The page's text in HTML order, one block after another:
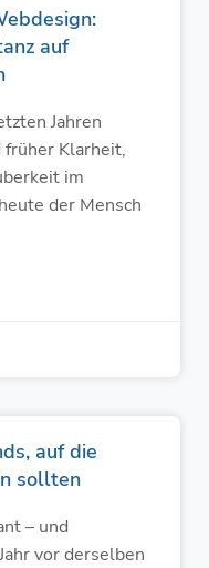
auf
Jahren
früher Klarheit,
im
der Mensch
auf die
sollten
– und
vor derselben